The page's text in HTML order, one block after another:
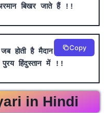
बिखर जाते हैं !!
होती है मैदान में
हिंदुस्तान में !!
Copy
in Hindi